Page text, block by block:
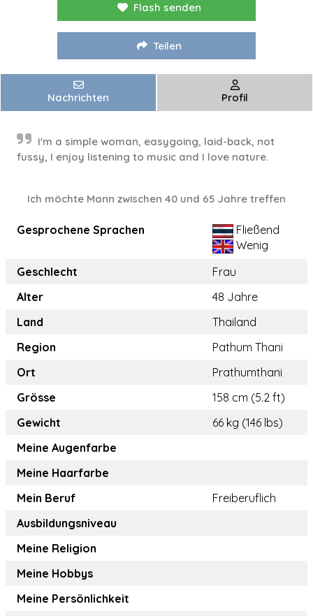
Flash senden
Teilen
Nachrichten Profil
I'm a simple woman, easygoing, laid-back, not
fussy, I enjoy listening to music and I love nature.
Ich möchte Mann zwischen 40 und 65 Jahre treffen
Gesprochene Sprachen
Fließend
Wenig
Geschlecht
Frau
Alter
48 Jahre
Land
Thailand
Region
Pathum Thani
Ort
Prathumthani
Grösse
158 cm (5.2 ft)
Gewicht
66 kg (146 lbs)
Meine Augenfarbe
Meine Haarfarbe
Mein Beruf
Freiberuflich
Ausbildungsniveau
Meine Religion
Meine Hobbys
Meine Persönlichkeit